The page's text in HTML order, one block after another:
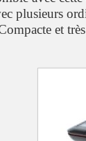
plusieurs
et